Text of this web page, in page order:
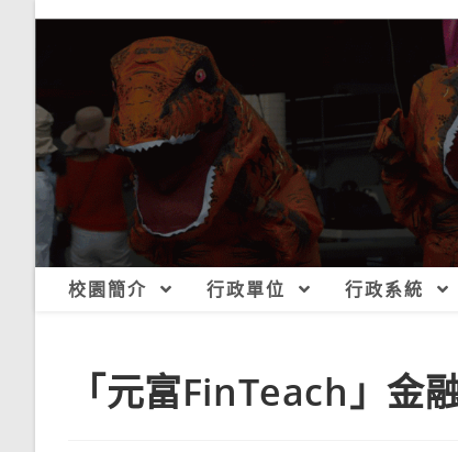
校園簡介 行政單位 行政系統
「元富FinTeach」金